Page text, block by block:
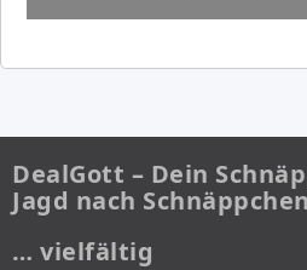
DealGott – Dein
Jagd nach
… vielfältig